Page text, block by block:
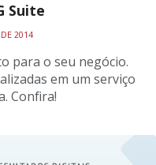
Suite
DE 2014
para o seu negócio.
em um serviço
Confira!